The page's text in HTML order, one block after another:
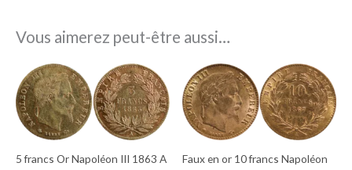
Vous aimerez peut-être aussi…
5 francs Or Napoléon III 1863 A
Faux en or 10 francs Napoléon